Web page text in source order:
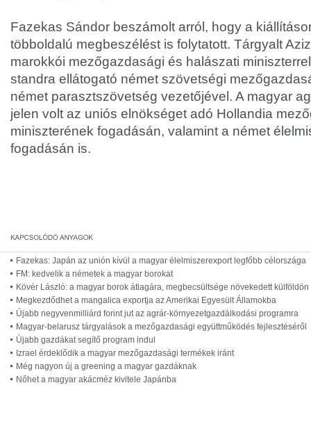
Fazekas Sándor beszámolt arról, hogy a
többoldalú megbeszélést is folytatott. Tárgyalt
marokkói mezőgazdasági és halászati
standra ellátogató német szövetségi
német parasztszövetség vezetőjével. A magyar
jelen volt az uniós elnökséget adó Hollandia
miniszterének fogadásán, valamint a német
fogadásán is.
Fazekas: Japán az unión kívül a magyar élelmiszerexport legfőbb célországa
FM: kedvelik a németek a magyar borokat
Kövér László: a magyar borok átlagára, megbecsültsége növekedett külföldön
Megkezdődhet a mangalica exportja az Amerikai Egyesült Államokba
Újabb negyvenmilliárd forint jut az agrár-környezetgazdálkodási programra
Magyar-belarusz tárgyalások a mezőgazdasági együttműködés fejlesztéséről
Újabb gazdákat segítő program indul
Izrael érdeklődik a magyar mezőgazdasági termékek iránt
Még nagyon új a greening a magyar gazdáknak
Nőhet a magyar akácméz kivitele Japánba